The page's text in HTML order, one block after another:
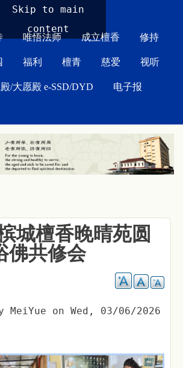
Skip to main
content
唯悟法师 成立檀香 修持
福利 檀青 慈爱 视听
/大愿殿 e-SSD/DYD 电子报
城檀香晚晴苑圆
佛共修会
MeiYue on Wed, 03/06/2026